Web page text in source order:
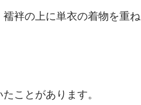
袢の上に単衣の着物を重ね
ことがあります。